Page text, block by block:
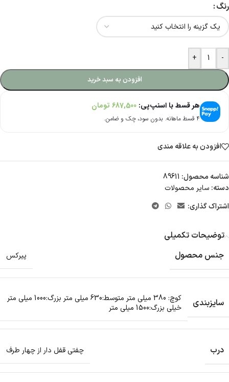
رنگ
-
+
افزودن به سبد خرید
هر قسط با اسنپ‌پی: 687,500 تومان
۴ قسط ماهانه. بدون سود، چک و ضامن.
افزودن به علاقه مندی
شناسه محصول: 89611
دسته: سایر محصولات
اشتراک گذاری:
توضیحات تکمیلی
جنس محصول
پیرکس
سایزبندی
کوچ: 380 میلی متر متوسط:630 میلی متر بزرگ:1000 میلی متر
خیلی بزرگ:1500 میلی متر
درب چفتی قفل دار از چهار طرف